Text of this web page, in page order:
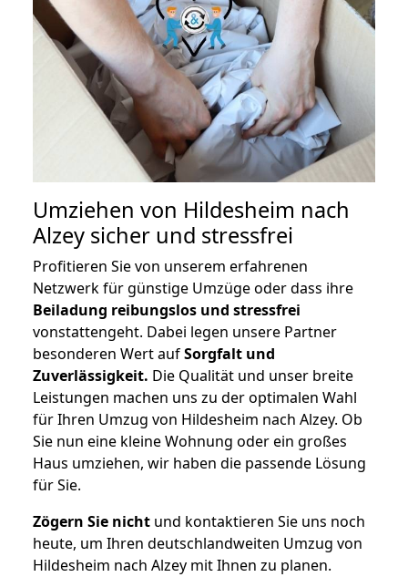
Umziehen von Hildesheim nach
Alzey sicher und stressfrei
Profitieren Sie von unserem erfahrenen
Netzwerk für günstige Umzüge oder dass ihre
Beiladung reibungslos und stressfrei
vonstattengeht. Dabei legen unsere Partner
besonderen Wert aufSorgfalt und
Zuverlässigkeit. Die Qualität und unser breite
Leistungen machen uns zu der optimalen Wahl
für Ihren Umzug von Hildesheim nach Alzey. Ob
Sie nun eine kleine Wohnung oder ein großes
Haus umziehen, wir haben die passende Lösung
für Sie.
Zögern Sie nicht und kontaktieren Sie uns noch
heute, um Ihren deutschlandweiten Umzug von
Hildesheim nach Alzey mit Ihnen zu planen.